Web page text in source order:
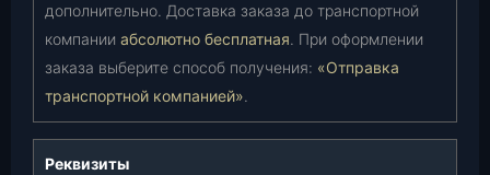
дополнительно. Доставка заказа до транспортной
компании абсолютно бесплатная. При оформлении
заказа выберите способ получения: «Отправка
транспортной компанией».
Реквизиты